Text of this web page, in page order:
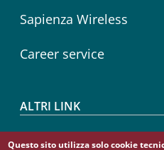
Sapienza Wireless
Career service
ALTRI LINK
CIAO
Questo sito utilizza solo cookie